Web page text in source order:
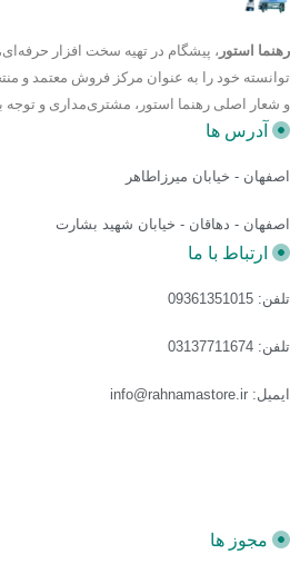
رهنما استور ، پیشگام در تهیه سخت افزار
توانسته خود را به عنوان مرکز فروش معتمد و
و شعار اصلی رهنما استور، مشتری‌مداری و
آدرس ها
اصفهان - خیابان میرزاطاهر
اصفهان - دهاقان - خیابان شهید بشارت
ارتباط با ما
تلفن: 09361351015
تلفن: 03137711674
ایمیل: info@rahnamastore.ir
مجوز ها